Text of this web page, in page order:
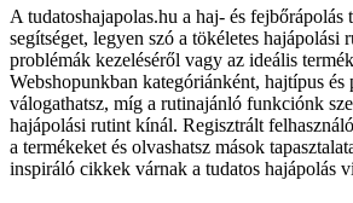
A tudatoshajapolas.hu a haj- és
segítséget, legyen szó a tökéletes hajápolási
problémák kezeléséről vagy az ideális
Webshopunkban kategóriánként, hajtípus és
válogathatsz, míg a rutinajánló funkciónk
hajápolási rutint kínál. Regisztrált
a termékeket és olvashatsz mások
inspiráló cikkek várnak a tudatos hajápolás